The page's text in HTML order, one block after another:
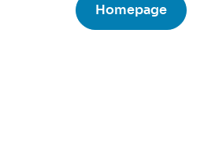
Homepage